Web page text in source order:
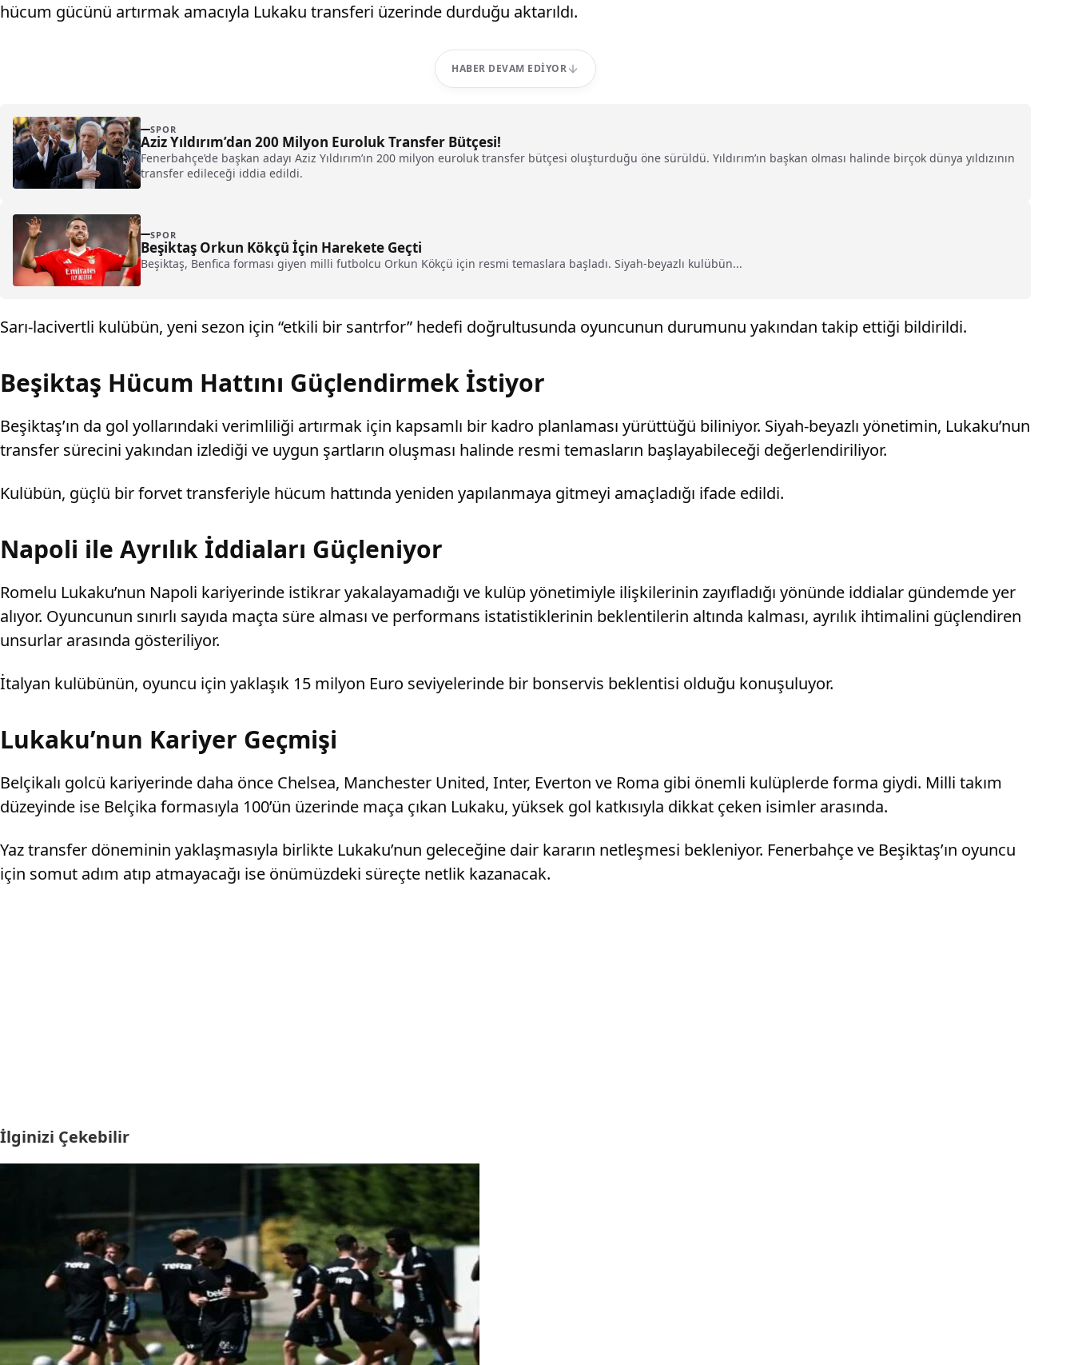
hücum gücünü artırmak amacıyla Lukaku transferi üzerinde durduğu aktarıldı.
HABER DEVAM EDIYOR
SPOR
Aziz Yıldırım’dan 200 Milyon Euroluk Transfer Bütçesi!
Fenerbahçe’de başkan adayı Aziz Yıldırım’ın 200 milyon euroluk transfer bütçesi oluşturduğu öne sürüldü. Yıldırım’ın başkan olması halinde birçok dünya yıldızının
transfer edileceği iddia edildi.
SPOR
Beşiktaş Orkun Kökçü İçin Harekete Geçti
Beşiktaş, Benfica forması giyen milli futbolcu Orkun Kökçü için resmi temaslara başladı. Siyah-beyazlı kulübün...
Sarı-lacivertli kulübün, yeni sezon için “etkili bir santrfor” hedefi doğrultusunda oyuncunun durumunu yakından takip ettiği bildirildi.
Beşiktaş Hücum Hattını Güçlendirmek İstiyor
Beşiktaş’ın da gol yollarındaki verimliliği artırmak için kapsamlı bir kadro planlaması yürüttüğü biliniyor. Siyah-beyazlı yönetimin, Lukaku’nun
transfer sürecini yakından izlediği ve uygun şartların oluşması halinde resmi temasların başlayabileceği değerlendiriliyor.
Kulübün, güçlü bir forvet transferiyle hücum hattında yeniden yapılanmaya gitmeyi amaçladığı ifade edildi.
Napoli ile Ayrılık İddiaları Güçleniyor
Romelu Lukaku’nun Napoli kariyerinde istikrar yakalayamadığı ve kulüp yönetimiyle ilişkilerinin zayıfladığı yönünde iddialar gündemde yer
alıyor. Oyuncunun sınırlı sayıda maçta süre alması ve performans istatistiklerinin beklentilerin altında kalması, ayrılık ihtimalini güçlendiren
unsurlar arasında gösteriliyor.
İtalyan kulübünün, oyuncu için yaklaşık 15 milyon Euro seviyelerinde bir bonservis beklentisi olduğu konuşuluyor.
Lukaku’nun Kariyer Geçmişi
Belçikalı golcü kariyerinde daha önce Chelsea, Manchester United, Inter, Everton ve Roma gibi önemli kulüplerde forma giydi. Milli takım
düzeyinde ise Belçika formasıyla 100’ün üzerinde maça çıkan Lukaku, yüksek gol katkısıyla dikkat çeken isimler arasında.
Yaz transfer döneminin yaklaşmasıyla birlikte Lukaku’nun geleceğine dair kararın netleşmesi bekleniyor. Fenerbahçe ve Beşiktaş’ın oyuncu
için somut adım atıp atmayacağı ise önümüzdeki süreçte netlik kazanacak.
İlginizi Çekebilir